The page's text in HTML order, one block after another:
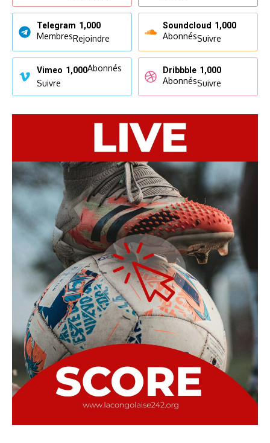
Telegram 1,000
MembresRejoindre
Soundcloud 1,000
AbonnésSuivre
Vimeo 1,000Abonnés
Suivre
Dribbble 1,000
AbonnésSuivre